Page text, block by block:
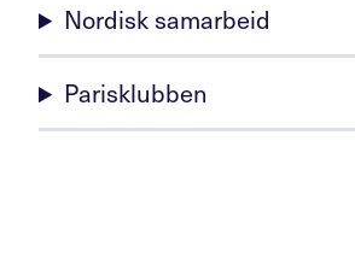
Nordisk samarbeid
Parisklubben